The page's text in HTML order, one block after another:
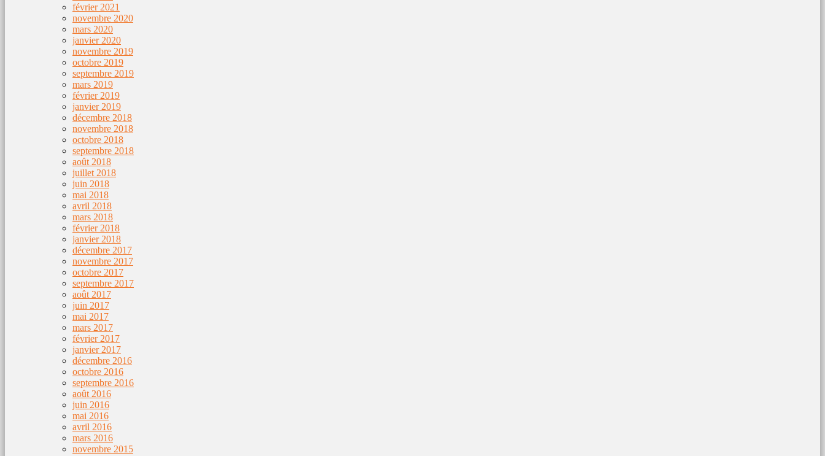
février 2021
novembre 2020
mars 2020
janvier 2020
novembre 2019
octobre 2019
septembre 2019
mars 2019
février 2019
janvier 2019
décembre 2018
novembre 2018
octobre 2018
septembre 2018
août 2018
juillet 2018
juin 2018
mai 2018
avril 2018
mars 2018
février 2018
janvier 2018
décembre 2017
novembre 2017
octobre 2017
septembre 2017
août 2017
juin 2017
mai 2017
mars 2017
février 2017
janvier 2017
décembre 2016
octobre 2016
septembre 2016
août 2016
juin 2016
mai 2016
avril 2016
mars 2016
novembre 2015